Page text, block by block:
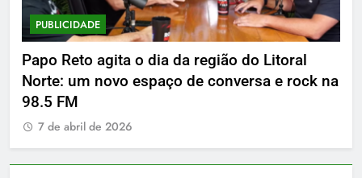
agita o dia da região do Litoral
novo espaço de conversa e rock na
de 2026
PUBLICIDADE
Delphin
7 de abril de